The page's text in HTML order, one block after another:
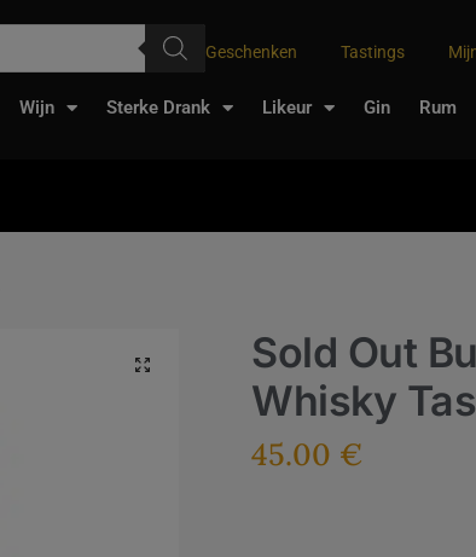
Geschenken Tastings
Wijn Sterke Drank Likeur Gin Rum
Sold Out
Whisky
45.00 €